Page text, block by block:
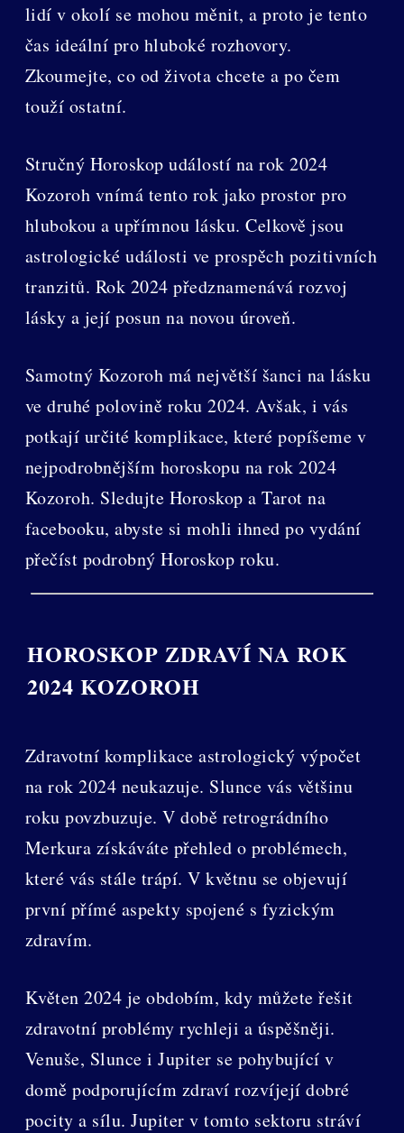
lidí v okolí se mohou měnit, a proto je tento
čas ideální pro hluboké rozhovory.
Zkoumejte, co od života chcete a po čem
touží ostatní.
Stručný Horoskop událostí na rok 2024
Kozoroh vnímá tento rok jako prostor pro
hlubokou a upřímnou lásku. Celkově jsou
astrologické události ve prospěch pozitivních
tranzitů. Rok 2024 předznamenává rozvoj
lásky a její posun na novou úroveň.
Samotný Kozoroh má největší šanci na lásku
ve druhé polovině roku 2024. Avšak, i vás
potkají určité komplikace, které popíšeme v
nejpodrobnějším horoskopu na rok 2024
Kozoroh. Sledujte Horoskop a Tarot na
facebooku, abyste si mohli ihned po vydání
přečíst podrobný Horoskop roku.
HOROSKOP ZDRAVÍ NA ROK
2024 KOZOROH
Zdravotní komplikace astrologický výpočet
na rok 2024 neukazuje. Slunce vás většinu
roku povzbuzuje. V době retrográdního
Merkura získáváte přehled o problémech,
které vás stále trápí. V květnu se objevují
první přímé aspekty spojené s fyzickým
zdravím.
Květen 2024 je obdobím, kdy můžete řešit
zdravotní problémy rychleji a úspěšněji.
Venuše, Slunce i Jupiter se pohybující v
domě podporujícím zdraví rozvíjejí dobré
pocity a sílu. Jupiter v tomto sektoru stráví